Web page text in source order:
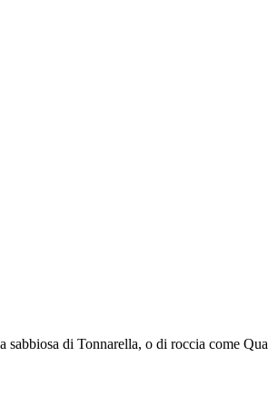
di Tonnarella, o di roccia come